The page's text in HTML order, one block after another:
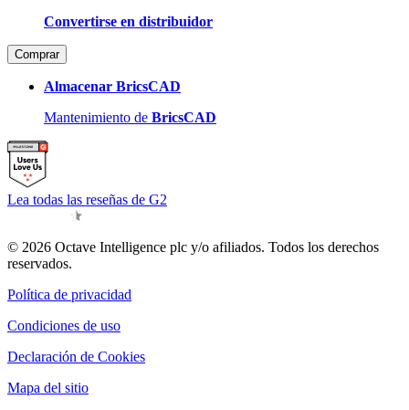
Convertirse en distribuidor
Comprar
Almacenar BricsCAD
Mantenimiento de BricsCAD
Lea todas las reseñas de G2
© 2026 Octave Intelligence plc y/o afiliados. Todos los derechos
reservados.
Política de privacidad
Condiciones de uso
Declaración de Cookies
Mapa del sitio